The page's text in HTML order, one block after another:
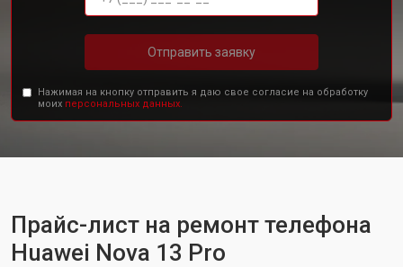
Отправить заявку
Нажимая на кнопку отправить я даю свое согласие на обработку
моих персональных данных.
Прайс-лист на ремонт телефона
Huawei Nova 13 Pro